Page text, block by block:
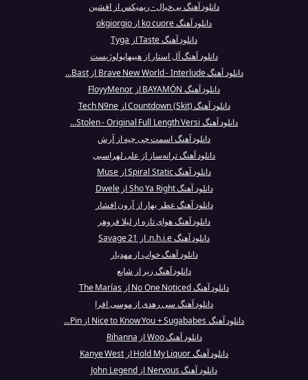
دانلود آهنگ بی‌خیال - ریمیکس از افشین
دانلود آهنگ ko cuore از okgiorgio
دانلود آهنگ Taste از Tyga
دانلود آهنگ آل‌ استار از هیپهاپولوژیست
دانلود آهنگ Brave New World - Interlude از Bast...
دانلود آهنگ BAYAMÓN از FloyyMenor
دانلود آهنگ Countdown (Skit) از Tech N9ne
دانلود آهنگ Stolen - Original Full Length Versi...
دانلود آهنگ اسمت چی چیه از آرش
دانلود آهنگ ترانه‌ساز از علی لهراسبی
دانلود آهنگ Spiral Static از Muse
دانلود آهنگ Sho Ya Right از Dwele
دانلود آهنگ عطر بهار از آرون افشار
دانلود آهنگ هوای تازه از لیلا فروهر
دانلود آهنگ n.h.i.e. از 21 Savage
دانلود آهنگ خواب از مهدیار
دانلود آهنگ زبر از شایع
دانلود آهنگ No One Noticed از The Marías
دانلود آهنگ سی رهدی از موسی افرا
دانلود آهنگ Nice to Know You + Sugababes از Pin...
دانلود آهنگ Woo از Rihanna
دانلود آهنگ Hold My Liquor از Kanye West
دانلود آهنگ Nervous از John Legend